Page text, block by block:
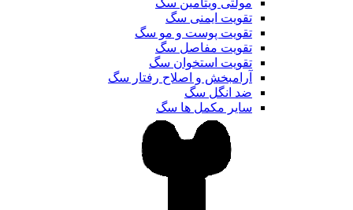
مولتی ویتامین سگ
تقویت ایمنی سگ
تقویت پوست و مو سگ
تقویت مفاصل سگ
تقویت استخوان سگ
آرامبخش و اصلاح رفتار سگ
ضد انگل سگ
سایر مکمل ها سگ